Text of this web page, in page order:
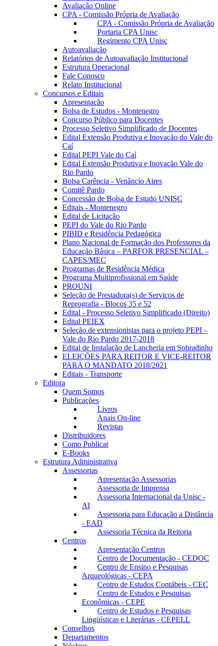
Avaliação Online
CPA - Comissão Própria de Avaliação
CPA - Comissão Própria de Avaliação
Portaria CPA Unisc
Regimento CPA Unisc
Autoavaliação
Relatórios de Autoavaliação Institucional
Estrutura Operacional
Fale Conosco
Relato Institucional
Concursos e Editais
Apresentação
Bolsa de Estudos - Montenegro
Concurso Público para Docentes
Processo Seletivo Simplificado de Docentes
Edital Extensão Produtiva e Inovação do Vale do
Caí
Edital PEPI Vale do Caí
Edital Extensão Produtiva e Inovação Vale do
Rio Pardo
Bolsa Carência - Venâncio Aires
Comitê Pardo
Concessão de Bolsa de Estudo UNISC
Editais - Montenegro
Edital de Licitação
PEPI do Vale do Rio Pardo
PIBID e Residência Pedagógica
Plano Nacional de Formação dos Professores da
Educação Básica – PARFOR PRESENCIAL –
CAPES/MEC
Programas de Residência Médica
Programa Multiprofissional em Saúde
PROUNI
Seleção de Prestadora(s) de Serviços de
Reprografia - Blocos 35 e 52
Edital - Processo Seletivo Simplificado (Direito)
Edital PEIEX
Seleção de extensionistas para o projeto PEPI –
Vale do Rio Pardo 2017-2018
Edital de Instalação de Lancheria em Sobradinho
ELEIÇÕES PARA REITOR E VICE-REITOR
PARA O MANDATO 2018/2021
Editais - Transporte
Editora
Quem Somos
Publicações
Livros
Anais On-line
Revistas
Distribuidores
Como Publicar
E-Books
Estrutura Administrativa
Assessorias
Apresentação Assessorias
Assessoria de Imprensa
Assessoria Internacional da Unisc -
AI
Assessoria para Educação a Distância
- EAD
Assessoria Técnica da Reitoria
Centros
Apresentação Centros
Centro de Documentação - CEDOC
Centro de Ensino e Pesquisas
Arqueológicas - CEPA
Centro de Estudos Contábeis - CEC
Centro de Estudos e Pesquisas
Econômicas - CEPE
Centro de Estudos e Pesquisas
Lingüísticas e Literárias - CEPELL
Conselhos
Departamentos